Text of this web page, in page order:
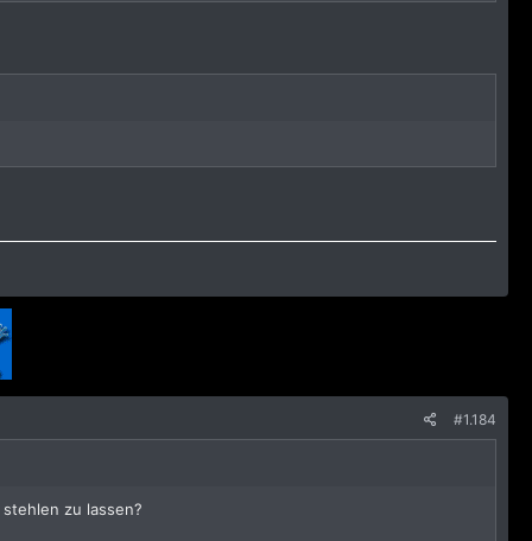
#1.184
zu lassen?